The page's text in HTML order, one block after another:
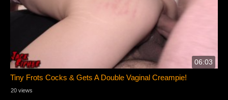
06:03
Tiny Frots Cocks & Gets A Double Vaginal Creampie!
20 views